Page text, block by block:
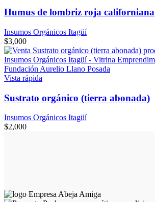
Humus de lombriz roja californiana
Insumos Orgánicos Itagüí
$3,000
Vista rápida
Sustrato orgánico (tierra abonada)
Insumos Orgánicos Itagüí
$2,000